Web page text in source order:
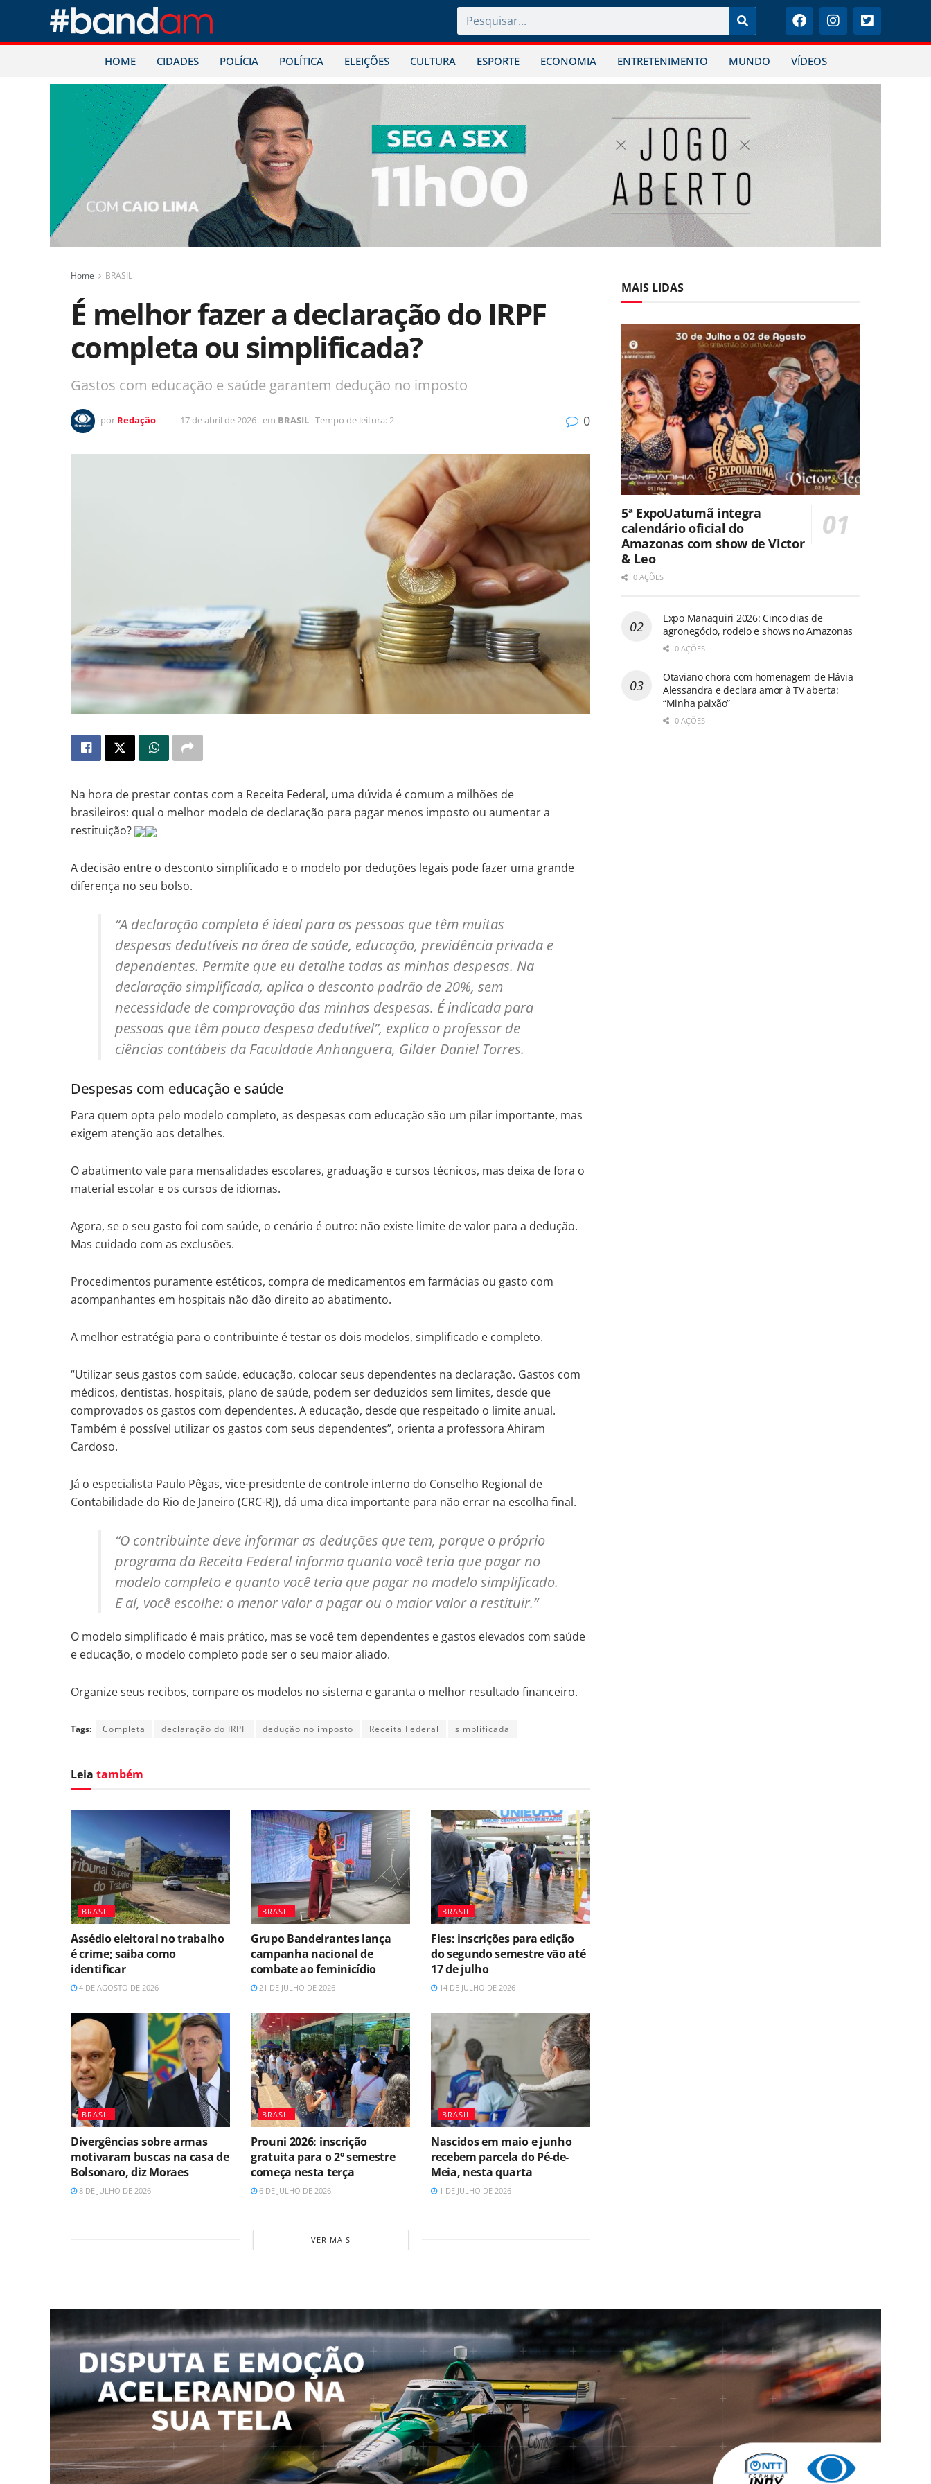
HOME CIDADES POLÍCIA POLÍTICA ELEIÇÕES CULTURA ESPORTE ECONOMIA ENTRETENIMENTO MUNDO VÍDEOS
Home BRASIL
É melhor fazer a declaração do IRPF
completa ou simplificada?
Gastos com educação e saúde garantem dedução no imposto
por Redação 17 de abril de 2026 em BRASIL Tempo de leitura: 2 0
Na hora de prestar contas com a Receita Federal, uma dúvida é comum a milhões de
brasileiros: qual o melhor modelo de declaração para pagar menos imposto ou aumentar a
restituição?
A decisão entre o desconto simplificado e o modelo por deduções legais pode fazer uma grande
diferença no seu bolso.
“A declaração completa é ideal para as pessoas que têm muitas
despesas dedutíveis na área de saúde, educação, previdência privada e
dependentes. Permite que eu detalhe todas as minhas despesas. Na
declaração simplificada, aplica o desconto padrão de 20%, sem
necessidade de comprovação das minhas despesas. É indicada para
pessoas que têm pouca despesa dedutível”, explica o professor de
ciências contábeis da Faculdade Anhanguera, Gilder Daniel Torres.
Despesas com educação e saúde
Para quem opta pelo modelo completo, as despesas com educação são um pilar importante, mas
exigem atenção aos detalhes.
O abatimento vale para mensalidades escolares, graduação e cursos técnicos, mas deixa de fora o
material escolar e os cursos de idiomas.
Agora, se o seu gasto foi com saúde, o cenário é outro: não existe limite de valor para a dedução.
Mas cuidado com as exclusões.
Procedimentos puramente estéticos, compra de medicamentos em farmácias ou gasto com
acompanhantes em hospitais não dão direito ao abatimento.
A melhor estratégia para o contribuinte é testar os dois modelos, simplificado e completo.
“Utilizar seus gastos com saúde, educação, colocar seus dependentes na declaração. Gastos com
médicos, dentistas, hospitais, plano de saúde, podem ser deduzidos sem limites, desde que
comprovados os gastos com dependentes. A educação, desde que respeitado o limite anual.
Também é possível utilizar os gastos com seus dependentes”, orienta a professora Ahiram
Cardoso.
Já o especialista Paulo Pêgas, vice-presidente de controle interno do Conselho Regional de
Contabilidade do Rio de Janeiro (CRC-RJ), dá uma dica importante para não errar na escolha final.
“O contribuinte deve informar as deduções que tem, porque o próprio
programa da Receita Federal informa quanto você teria que pagar no
modelo completo e quanto você teria que pagar no modelo simplificado.
E aí, você escolhe: o menor valor a pagar ou o maior valor a restituir.”
O modelo simplificado é mais prático, mas se você tem dependentes e gastos elevados com saúde
e educação, o modelo completo pode ser o seu maior aliado.
Organize seus recibos, compare os modelos no sistema e garanta o melhor resultado financeiro.
Tags: Completa declaração do IRPF dedução no imposto Receita Federal simplificada
Leia também
BRASIL
Assédio eleitoral no trabalho
é crime; saiba como
identificar
4 DE AGOSTO DE 2026
BRASIL
Grupo Bandeirantes lança
campanha nacional de
combate ao feminicídio
21 DE JULHO DE 2026
BRASIL
Fies: inscrições para edição
do segundo semestre vão até
17 de julho
14 DE JULHO DE 2026
BRASIL
Divergências sobre armas
motivaram buscas na casa de
Bolsonaro, diz Moraes
8 DE JULHO DE 2026
BRASIL
Prouni 2026: inscrição
gratuita para o 2º semestre
começa nesta terça
6 DE JULHO DE 2026
BRASIL
Nascidos em maio e junho
recebem parcela do Pé-de-
Meia, nesta quarta
1 DE JULHO DE 2026
VER MAIS
MAIS LIDAS
5ª ExpoUatumã integra
calendário oficial do
Amazonas com show de Victor
& Leo
0 AÇÕES
Expo Manaquiri 2026: Cinco dias de
agronegócio, rodeio e shows no Amazonas
0 AÇÕES
Otaviano chora com homenagem de Flávia
Alessandra e declara amor à TV aberta:
“Minha paixão”
0 AÇÕES